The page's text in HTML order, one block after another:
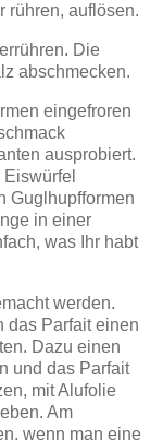
rühren, auflösen.
Die
abschmecken.
eingefroren
ausprobiert.
Guglhupfformen
in einer
was Ihr habt
werden.
das Parfait einen
Dazu einen
und das Parfait
mit Alufolie
Am
wenn man eine